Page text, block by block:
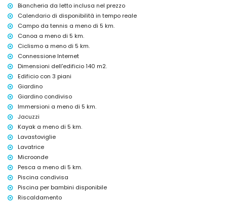
L'edificio in cui si trova l'alloggio è dotato di ascensore.
L'alloggio è molto adatto per famiglie con bambini
Servizi privati e strutture incluse nel prezzo di affitto
Internet (fibra ottica)
Ferro da stiro e asse da stiro
Biancheria da letto e asciugamani
Riscaldamento e aria condizionata
Strutture/servizi comuni
Campo da tennis
Jacuzzi esterna
Servizi privati e strutture a pagamento aggiuntivo
Servizio aeroportuale
Letto extra e lettino/culla (su richiesta)
Attività di intrattenimento e tempo libero per le vostre vacanze a
Jávea, Costa Blanca
Cinema, teatro, discoteca, bar e passeggiata (Paseo Marítimo) (entro
5 chilometri dalla casa)
Biancheria da letto inclusa nel prezzo
Calendario di disponibilità in tempo reale
Campo da tennis a meno di 5 km.
Canoa a meno di 5 km.
Ciclismo a meno di 5 km.
Connessione Internet
Dimensioni dell'edificio 140 m2.
Edificio con 3 piani
Giardino
Giardino condiviso
Immersioni a meno di 5 km.
Jacuzzi
Kayak a meno di 5 km.
Lavastoviglie
Lavatrice
Microonde
Pesca a meno di 5 km.
Piscina condivisa
Piscina per bambini disponibile
Riscaldamento